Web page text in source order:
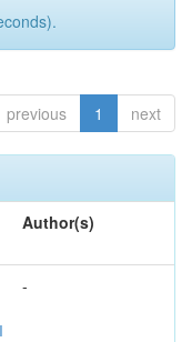
previous 1 next
Author(s)
-